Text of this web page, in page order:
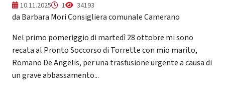
10.11.2025 1 34193
da Barbara Mori Consigliera comunale Camerano
Nel primo pomeriggio di martedì 28 ottobre mi sono
recata al Pronto Soccorso di Torrette con mio marito,
Romano De Angelis, per una trasfusione urgente a causa di
un grave abbassamento...